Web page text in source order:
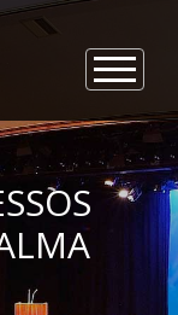
×